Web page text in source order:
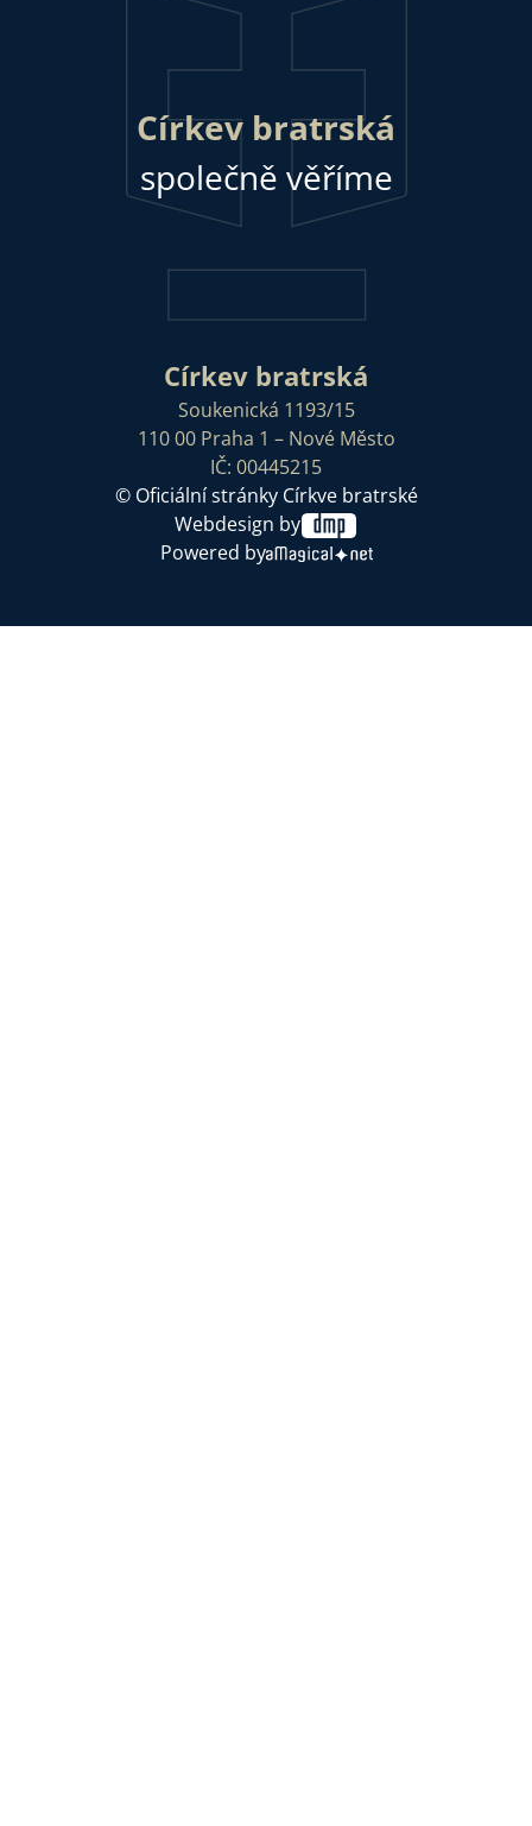
Církev bratrská
společně věříme
Církev bratrská
Soukenická 1193/15
110 00 Praha 1 – Nové Město
IČ: 00445215
© Oficiální stránky Církve bratrské
Webdesign by
Powered by